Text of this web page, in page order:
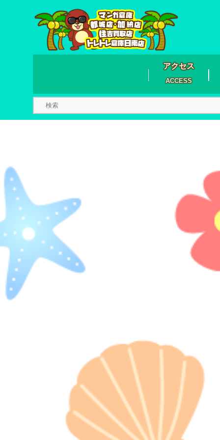
アクセス
ACCESS